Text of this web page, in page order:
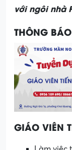
với ngôi nhà
THÔNG
GIÁO VIÊN